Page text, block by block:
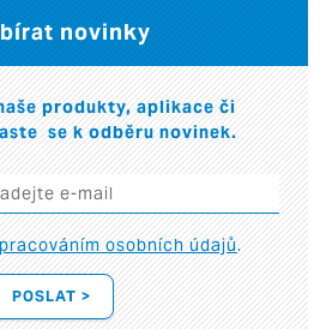
novinky
produkty, aplikace či
se k odběru novinek.
osobních údajů.
POSLAT >